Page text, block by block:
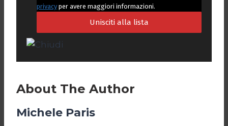
privacy per avere maggiori informazioni.
About The Author
Michele Paris